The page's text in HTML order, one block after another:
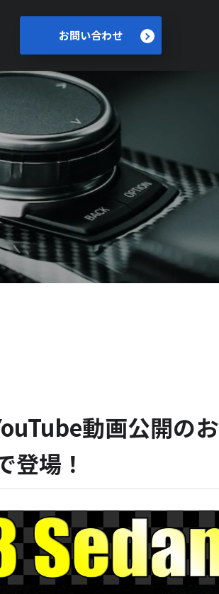
お問い合わせ
動画公開のお
場！